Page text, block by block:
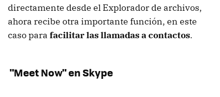
directamente desde el Explorador de archivos,
ahora recibe otra importante función, en este
caso para facilitar las llamadas a contactos.
"Meet Now" en Skype